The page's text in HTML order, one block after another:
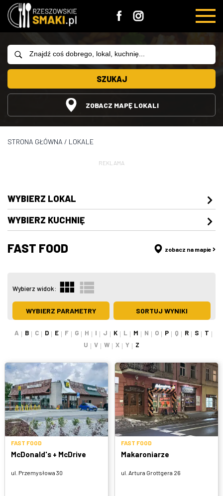
SZUKAJ
ZOBACZ MAPĘ LOKALI
STRONA GŁÓWNA / LOKALE
REKLAMA
WYBIERZ LOKAL
Restauracje
Fast food
Pizzerie
Cukiernie
Lodziarnie
Kawiarnie
Bary, puby
Wszystkie
WYBIERZ KUCHNIĘ
Japońska
Ukraińska
Czeska
Włoska
Meksykańska
Azjatycka
Grecka
FAST FOOD zobacz na mapie
Wybierz widok:
WYBIERZ PARAMETRY SORTUJ WYNIKI
A B C D E F G H I J K L M N O P Q R S
T
U
V W X Y Z
FAST FOOD
McDonald's + McDrive
ul. Przemysłowa 30
FAST FOOD
Makaroniarze
ul. Artura Grottgera 26